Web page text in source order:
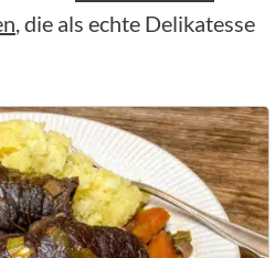
, die als echte Delikatesse